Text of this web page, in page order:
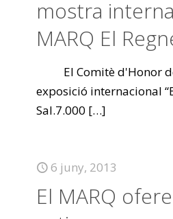
mostra
MARQ El
El Comitè d'Honor
exposició internacional
Sal.7.000 […]
6 juny, 2013
El MARQ